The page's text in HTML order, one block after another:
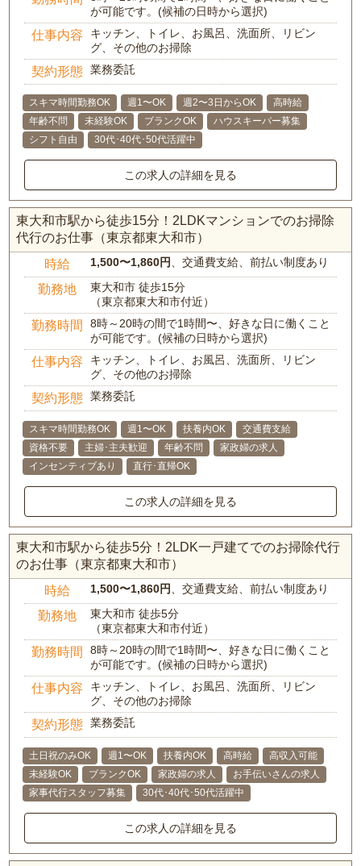
が可能です。(候補の日時から選択)
仕事内容
キッチン、トイレ、お風呂、洗面所、リビン
グ、その他のお掃除
契約形態 業務委託
スキマ時間勤務OK 週1〜OK 週2〜3日からOK
高時給
年齢不問
未経験OK ブランクOK
ハウスキーパー募集
シフト自由
30代･40代･50代活躍中
この求人の詳細を見る
東大和市駅から徒歩15分！2LDKマンションでのお掃除
代行のお仕事（東京都東大和市）
時給 1,500〜1,860円、交通費支給、前払い制度あり
勤務地
東大和市 徒歩15分
（東京都東大和市付近）
勤務時間
8時～20時の間で1時間〜、好きな日に働くこと
が可能です。(候補の日時から選択)
仕事内容
キッチン、トイレ、お風呂、洗面所、リビン
グ、その他のお掃除
契約形態 業務委託
スキマ時間勤務OK 週1〜OK 扶養内OK
交通費支給
資格不要
主婦･主夫歓迎 年齢不問
家政婦の求人
インセンティブあり
直行･直帰OK
この求人の詳細を見る
東大和市駅から徒歩5分！2LDK一戸建てでのお掃除代行
のお仕事（東京都東大和市）
時給 1,500〜1,860円、交通費支給、前払い制度あり
勤務地
東大和市 徒歩5分
（東京都東大和市付近）
勤務時間
8時～20時の間で1時間〜、好きな日に働くこと
が可能です。(候補の日時から選択)
仕事内容
キッチン、トイレ、お風呂、洗面所、リビン
グ、その他のお掃除
契約形態 業務委託
土日祝のみOK 週1〜OK 扶養内OK 高時給
高収入可能
未経験OK
ブランクOK 家政婦の求人
お手伝いさんの求人
家事代行スタッフ募集
30代･40代･50代活躍中
この求人の詳細を見る